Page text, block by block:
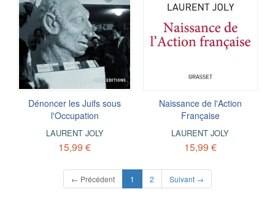
Dénoncer les Juifs sous
l'Occupation
LAURENT JOLY
15,99 €
Naissance de l'Action
Française
LAURENT JOLY
15,99 €
← Précédent 1 (current)
2 Suivant →